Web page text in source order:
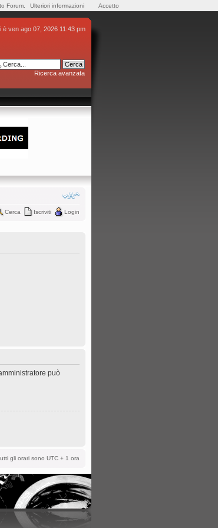
è ven ago 07, 2026 11:43 pm
Ricerca avanzata
Cerca Iscriviti Login
può
gli orari sono UTC + 1 ora
Forum. Ulteriori informazioni Accetto